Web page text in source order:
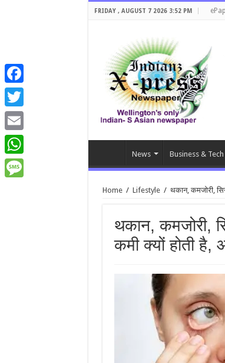
FRIDAY , AUGUST 7 2026 3:52 PM
News Business & Tech
Home / Lifestyle / थकान, कमजोरी,
थकान, कमजोरी,
कमी क्यों होती है,
Facebook
Twitter
Email
WhatsApp